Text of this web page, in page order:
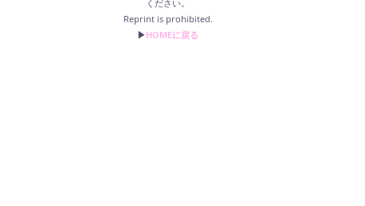
ください。
Reprint is prohibited.
▶︎HOMEに戻る